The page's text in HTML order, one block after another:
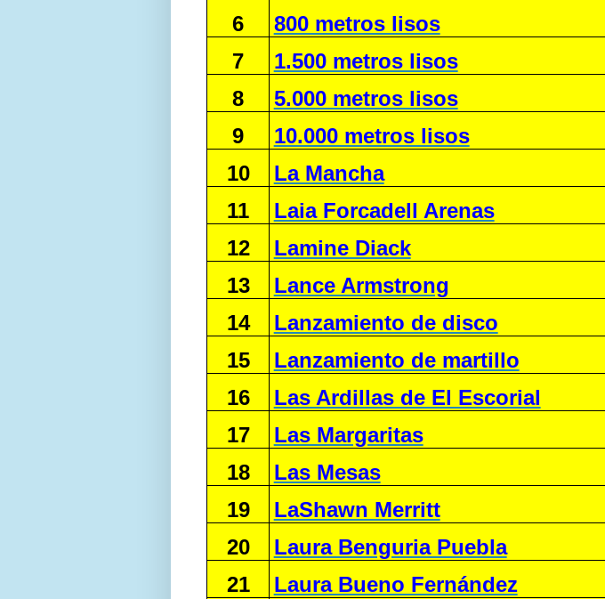
6
800 metros lisos
7
1.500 metros lisos
8
5.000 metros lisos
9
10.000 metros lisos
10
La Mancha
11
Laia Forcadell Arenas
12
Lamine Diack
13
Lance Armstrong
14
Lanzamiento de disco
15
Lanzamiento de martillo
16
Las Ardillas de El Escorial
17
Las Margaritas
18
Las Mesas
19
LaShawn Merritt
20
Laura Benguria Puebla
21
Laura Bueno Fernández